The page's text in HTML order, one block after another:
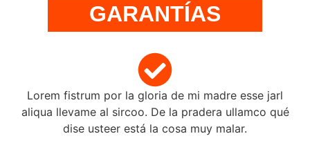
GARANTÍAS
Lorem fistrum por la gloria de mi madre esse jarl
aliqua llevame al sircoo. De la pradera ullamco qué
dise usteer está la cosa muy malar.